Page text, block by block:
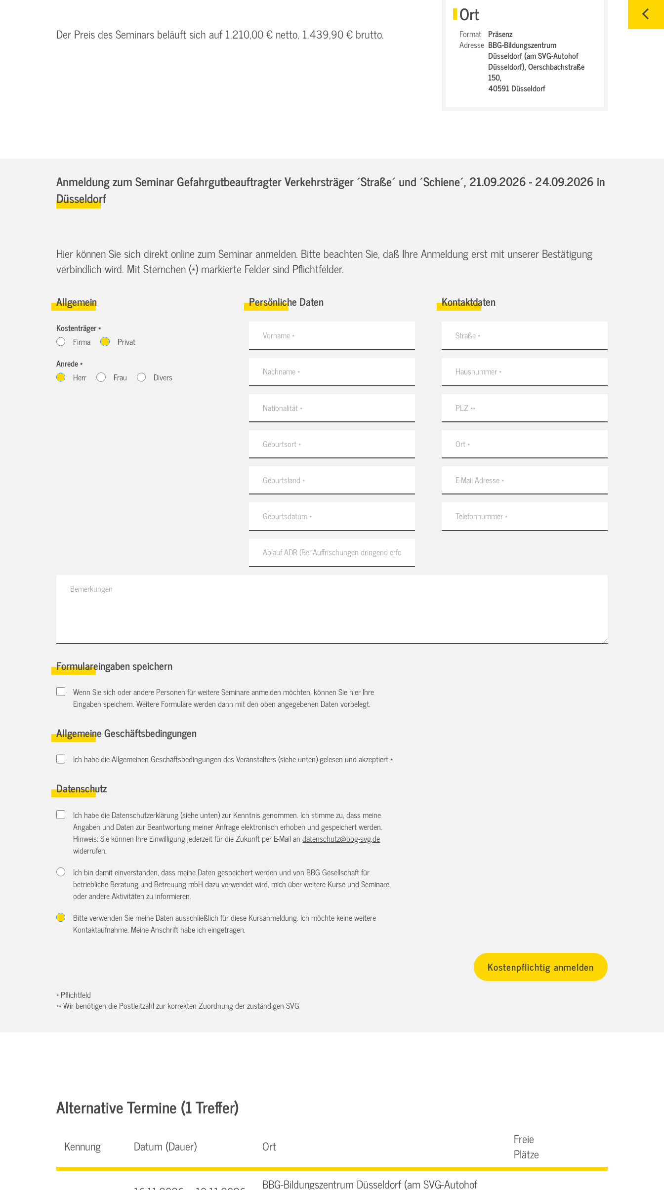
Der Preis des Seminars beläuft sich auf 1.210,00 € netto, 1.439,90 € brutto.
Ort
Format Präsenz
Adresse BBG-Bildungszentrum
Düsseldorf (am SVG-Autohof
Düsseldorf),Oerschbachstraße
150,
40591 Düsseldorf
Anmeldung zum Seminar Gefahrgutbeauftragter Verkehrsträger ´Straße´ und ´Schiene´, 21.09.2026 - 24.09.2026 in
Düsseldorf
Hier können Sie sich direkt online zum Seminar anmelden. Bitte beachten Sie, daß Ihre Anmeldung erst mit unserer Bestätigung
verbindlich wird. Mit Sternchen (*) markierte Felder sind Pflichtfelder.
Allgemein
Kostenträger *
Firma
Privat
Anrede *
Herr
Frau Divers
Persönliche Daten Kontaktdaten
Formulareingaben speichern
Wenn Sie sich oder andere Personen für weitere Seminare anmelden möchten, können Sie hier Ihre
Eingaben speichern. Weitere Formulare werden dann mit den oben angegebenen Daten vorbelegt.
Allgemeine Geschäftsbedingungen
Ich habe die Allgemeinen Geschäftsbedingungen des Veranstalters (siehe unten) gelesen und akzeptiert.*
Datenschutz
Ich habe die Datenschutzerklärung (siehe unten) zur Kenntnis genommen. Ich stimme zu, dass meine
Angaben und Daten zur Beantwortung meiner Anfrage elektronisch erhoben und gespeichert werden.
Hinweis: Sie können Ihre Einwilligung jederzeit für die Zukunft per E-Mail andatenschutz@bbg-svg.de
widerrufen.
Ich bin damit einverstanden, dass meine Daten gespeichert werden und von BBG Gesellschaft für
betriebliche Beratung und Betreuung mbH dazu verwendet wird, mich über weitere Kurse und Seminare
oder andere Aktivitäten zu informieren.
Bitte verwenden Sie meine Daten ausschließlich für diese Kursanmeldung. Ich möchte keine weitere
Kontaktaufnahme. Meine Anschrift habe ich eingetragen.
* Pflichtfeld
** Wir benötigen die Postleitzahl zur korrekten Zuordnung der zuständigen SVG
Alternative Termine (1 Treffer)
Kennung Datum (Dauer) Ort
Freie
Plätze
BBG-Bildungszentrum Düsseldorf (am SVG-Autohof